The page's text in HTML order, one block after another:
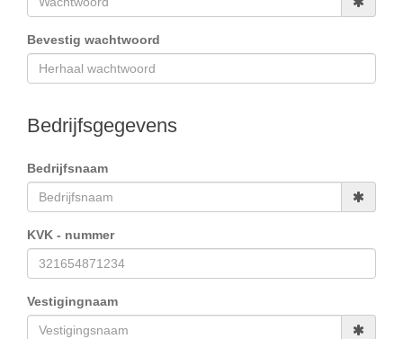
Bevestig wachtwoord
Bedrijfsgegevens
Bedrijfsnaam
KVK - nummer
Vestigingnaam